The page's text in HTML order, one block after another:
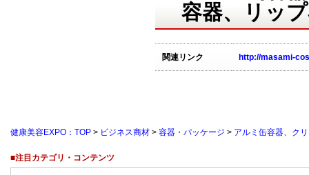
容器、リッ
関連リンク http://masami-
健康美容EXPO：TOP > ビジネス商材 > 容器・パッケージ > アルミ缶容器、ク
■注目カテゴリ・コンテンツ